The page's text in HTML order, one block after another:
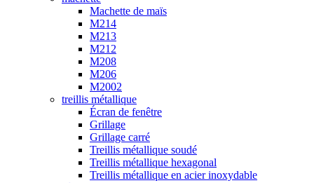
Machette de maïs
M214
M213
M212
M208
M206
M2002
treillis métallique
Écran de fenêtre
Grillage
Grillage carré
Treillis métallique soudé
Treillis métallique hexagonal
Treillis métallique en acier inoxydable